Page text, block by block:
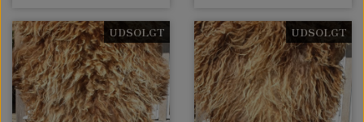
UDSOLGT UDSOLGT